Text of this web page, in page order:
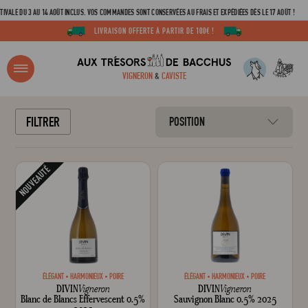
DU 3 AU 14 AOÛT INCLUS. VOS COMMANDES SONT CONSERVÉES AU FRAIS ET EXPÉDIÉES DÈS LE 17 AOÛT !
LIVRAISON OFFERTE À PARTIR DE 100€ !
VIGNERON& CAVISTE
Adresse email
Mot de passe
Mot de
?
FILTRER POSITION
NOUVEAUTÉ
ÉLÉGANT HARMONIEUX POIRE
DIVINVigneron
Blanc de Blancs Effervescent 0.5%
ÉLÉGANT HARMONIEUX POIRE
DIVINVigneron
Sauvignon Blanc 0.5% 2025